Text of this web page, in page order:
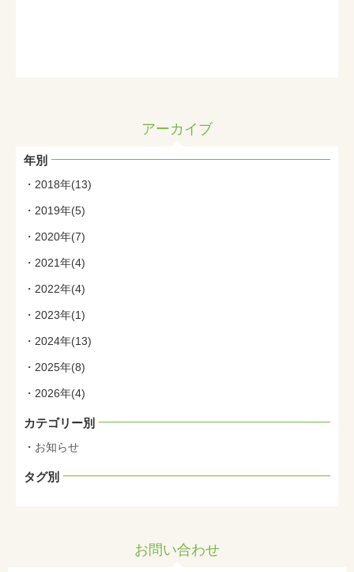
アーカイブ
年別
2018年(13)
2019年(5)
2020年(7)
2021年(4)
2022年(4)
2023年(1)
2024年(13)
2025年(8)
2026年(4)
カテゴリー別
お知らせ
タグ別
お問い合わせ